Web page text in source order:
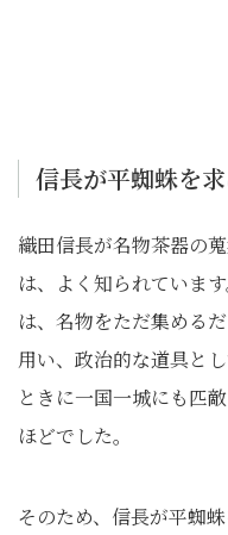
信長が平蜘蛛を
織田信長が名物茶器の
は、よく知られていま
は、名物をただ集める
用い、政治的な道具と
ときに一国一城にも匹
ほどでした。
そのため、信長が平蜘